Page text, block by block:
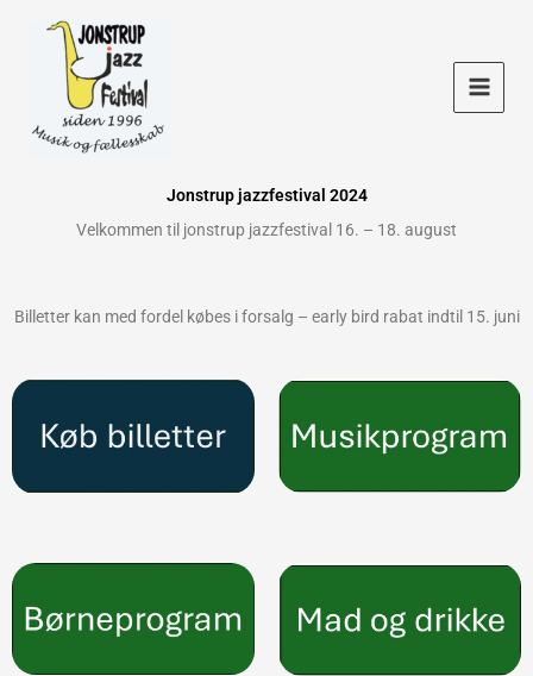
Jonstrup jazzfestival 2024
Velkommen til jonstrup jazzfestival 16. – 18. august
Billetter kan med fordel købes i forsalg – early bird rabat indtil 15. juni